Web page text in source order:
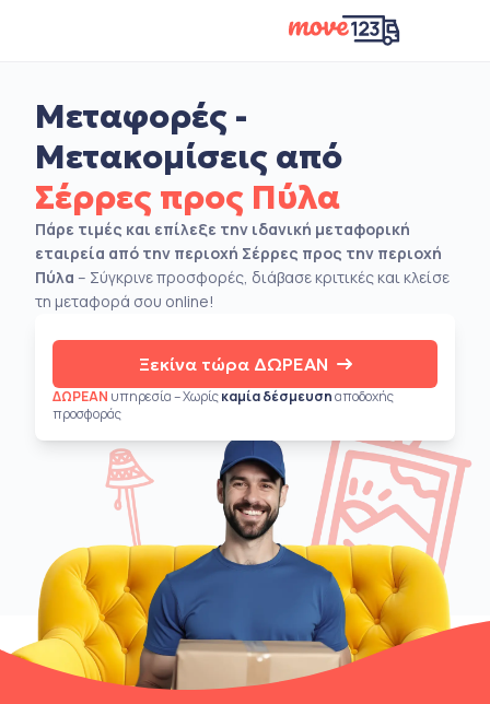
Μεταφορές -
Μετακομίσεις από
Σέρρες προς Πύλα
Πάρε τιμές και επίλεξε την ιδανική μεταφορική
εταιρεία από την περιοχή Σέρρες προς την περιοχή
Πύλα – Σύγκρινε προσφορές, διάβασε κριτικές και κλείσε
τη μεταφορά σου online!
Ξεκίνα τώρα ΔΩΡΕΑΝ
ΔΩΡΕΑΝ υπηρεσία – Χωρίςκαμία δέσμευσηαποδοχής
προσφοράς